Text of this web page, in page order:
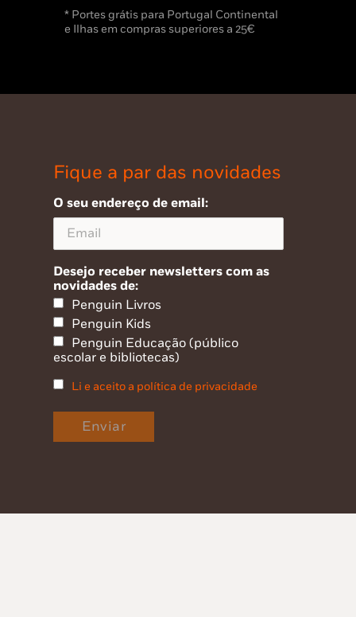
* Portes grátis para Portugal Continental
e Ilhas em compras superiores a 25€
Fique a par das novidades
O seu endereço de email:
Desejo receber newsletters com as
novidades de:
Penguin Livros
Penguin Kids
Penguin Educação (público
escolar e bibliotecas)
Li e aceito a política de privacidade